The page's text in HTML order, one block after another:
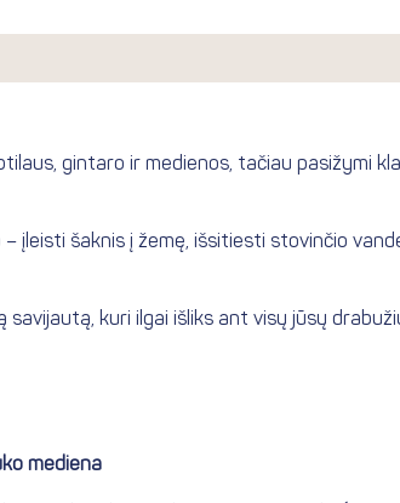
gintaro ir medienos, tačiau pasižymi
įleisti šaknis į žemę, išsitiesti stovinčio
kuri ilgai išliks ant visų jūsų
mediena